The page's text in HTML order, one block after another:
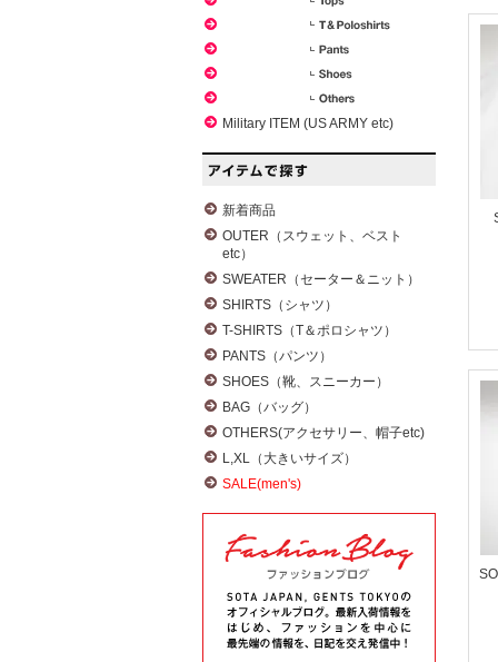
Military ITEM (US ARMY etc)
新着商品
OUTER（スウェット、ベスト
etc）
SWEATER（セーター＆ニット）
SHIRTS（シャツ）
T-SHIRTS（T＆ポロシャツ）
PANTS（パンツ）
SHOES（靴、スニーカー）
BAG（バッグ）
OTHERS(アクセサリー、帽子etc)
L,XL（大きいサイズ）
SALE(men's)